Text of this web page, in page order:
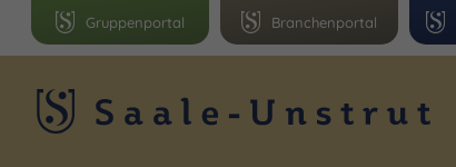
Branchenportal
Gruppenportal